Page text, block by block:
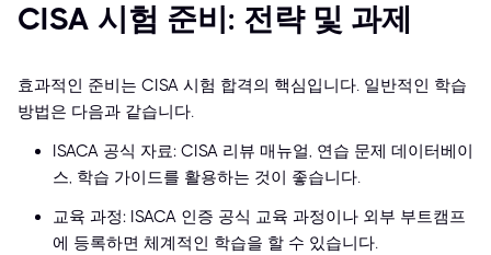
CISA 시험 준비: 전략 및 과제
효과적인 준비는 CISA 시험 합격의 핵심입니다. 일반적인 학습
방법은 다음과 같습니다.
ISACA 공식 자료: CISA 리뷰 매뉴얼, 연습 문제 데이터베이
스, 학습 가이드를 활용하는 것이 좋습니다.
교육 과정: ISACA 인증 공식 교육 과정이나 외부 부트캠프
에 등록하면 체계적인 학습을 할 수 있습니다.